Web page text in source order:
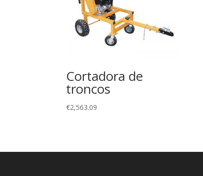
Cortadora de
troncos
€2,563.09